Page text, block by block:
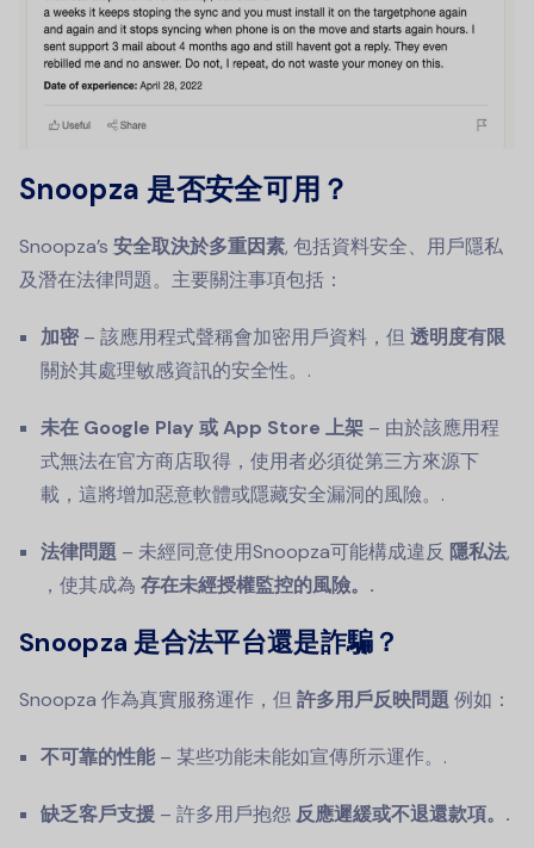
Snoopza 是否安全可用？
Snoopza’s 安全取決於多重因素, 包括資料安全、用戶隱私
及潛在法律問題。主要關注事項包括：
加密– 該應用程式聲稱會加密用戶資料，但 透明度有限
關於其處理敏感資訊的安全性。.
未在 Google Play 或 App Store 上架 – 由於該應用程
式無法在官方商店取得，使用者必須從第三方來源下
載，這將增加惡意軟體或隱藏安全漏洞的風險。.
法律問題 – 未經同意使用Snoopza可能構成違反 隱私法,
，使其成為 存在未經授權監控的風險。.
Snoopza 是合法平台還是詐騙？
Snoopza 作為真實服務運作，但 許多用戶反映問題 例如：
不可靠的性能– 某些功能未能如宣傳所示運作。.
缺乏客戶支援 – 許多用戶抱怨 反應遲緩或不退還款項。.